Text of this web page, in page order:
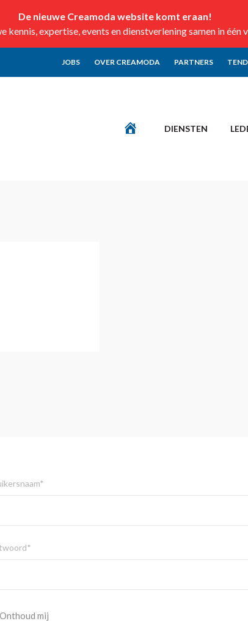
De nieuwe Creamoda website komt eraan!
kennis, expertise, events en dienstverlening samen in
JOBS OVER CREAMODA PARTNERS
DIENSTEN
Onthoud mij